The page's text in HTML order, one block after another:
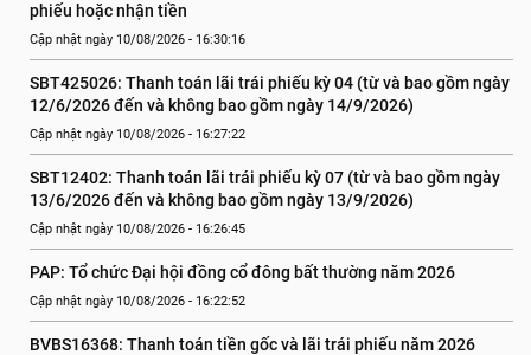
phiếu hoặc nhận tiền
Cập nhật ngày 10/08/2026 - 16:30:16
SBT425026: Thanh toán lãi trái phiếu kỳ 04 (từ và bao gồm ngày
12/6/2026 đến và không bao gồm ngày 14/9/2026)
Cập nhật ngày 10/08/2026 - 16:27:22
SBT12402: Thanh toán lãi trái phiếu kỳ 07 (từ và bao gồm ngày
13/6/2026 đến và không bao gồm ngày 13/9/2026)
Cập nhật ngày 10/08/2026 - 16:26:45
PAP: Tổ chức Đại hội đồng cổ đông bất thường năm 2026
Cập nhật ngày 10/08/2026 - 16:22:52
BVBS16368: Thanh toán tiền gốc và lãi trái phiếu năm 2026